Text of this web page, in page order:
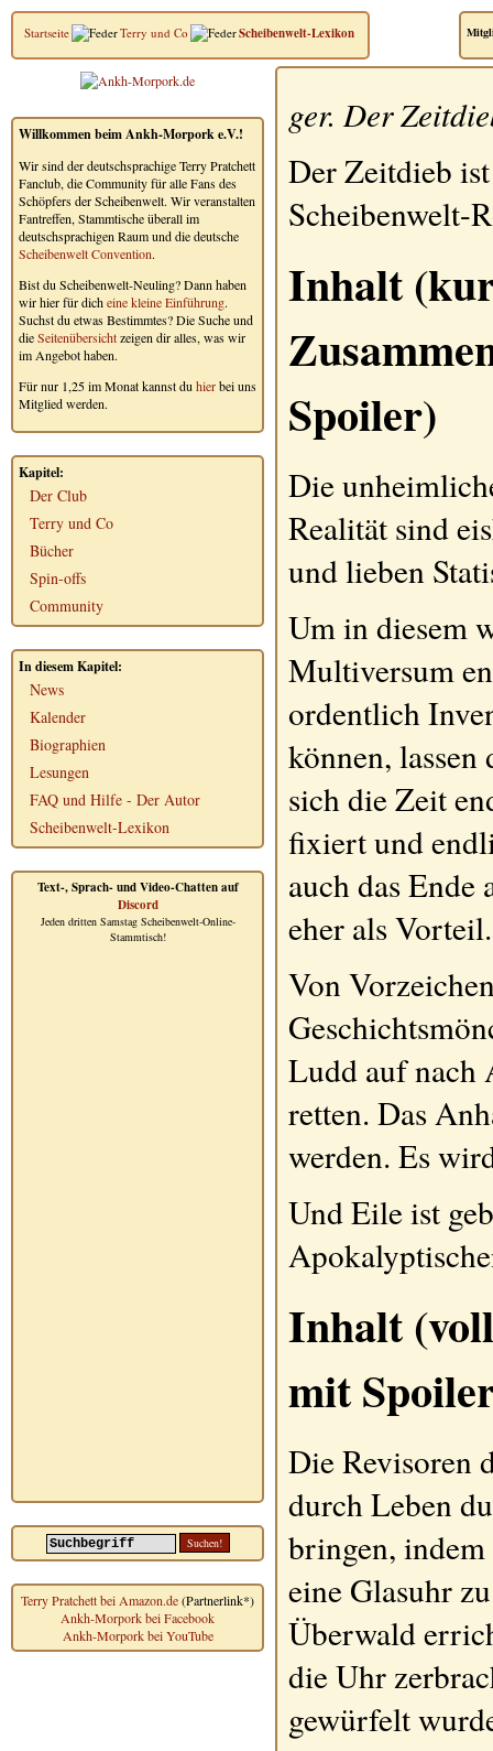
Startseite Terry und Co Scheibenwelt-Lexikon
Willkommen beim Ankh-Morpork e.V.!
Wir sind der deutschsprachige Terry Pratchett
Fanclub, die Community für alle Fans des
Schöpfers der Scheibenwelt. Wir veranstalten
Fantreffen, Stammtische überall im
deutschsprachigen Raum und die deutsche
Scheibenwelt Convention.
Bist du Scheibenwelt-Neuling? Dann haben
wir hier für dicheine kleine Einführung.
Suchst du etwas Bestimmtes? Die Suche und
dieSeitenübersichtzeigen dir alles, was wir
im Angebot haben.
Für nur 1,25 im Monat kannst du hierbei uns
Mitglied werden.
Kapitel:
Der Club
Terry und Co
Bücher
Spin-offs
Community
In diesem Kapitel:
News
Kalender
Biographien
Lesungen
FAQ und Hilfe - Der Autor
Scheibenwelt-Lexikon
Text-, Sprach- und Video-Chatten auf
Discord
Jeden dritten Samstag Scheibenwelt-Online-
Stammtisch!
Terry Pratchett bei Amazon.de(Partnerlink*)
Ankh-Morpork bei Facebook
Ankh-Morpork bei YouTube
ger.Der
Der Zeitdieb
Scheibenwelt-
Inhalt
Spoiler)
Die
Realität sind
und lieben
Um in diesem
Multiversum
ordentlich
können,
sich die Zeit
fixiert und
auch das Ende
eher als Vorteil.
Von
Ludd auf nach
retten. Das
werden. Es
Und Eile ist
Inhalt
mit
Die Revisoren
durch Leben
bringen, indem
eine Glasuhr
Überwald
die Uhr
gewürfelt